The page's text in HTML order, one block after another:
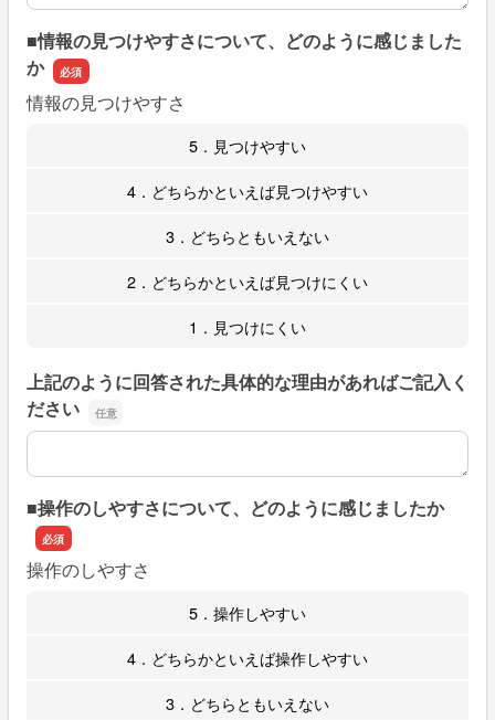
■情報の見つけやすさについて、どのように感じました
か
情報の見つけやすさ
5．見つけやすい
4．どちらかといえば見つけやすい
3．どちらともいえない
2．どちらかといえば見つけにくい
1．見つけにくい
上記のように回答された具体的な理由があればご記入く
ださい
上記のように回答された具体的な理由があればご記入くだ
■操作のしやすさについて、どのように感じましたか
操作のしやすさ
5．操作しやすい
4．どちらかといえば操作しやすい
3．どちらともいえない